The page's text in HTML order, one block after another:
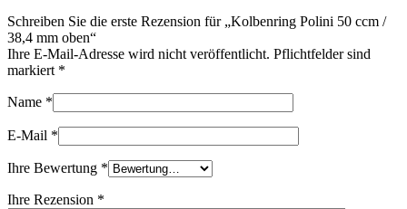
Schreiben Sie die erste Rezension für „Kolbenring Polini 50 ccm /
38,4 mm oben“
Ihre E-Mail-Adresse wird nicht veröffentlicht. Pflichtfelder sind
markiert *
Name *
E-Mail *
Ihre Bewertung *
Ihre Rezension *